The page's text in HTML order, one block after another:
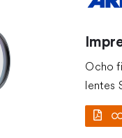
Ocho
lentes